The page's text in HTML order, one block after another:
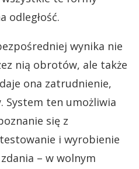
odległość.
wynika nie
nią obrotów, ale także
ona zatrudnienie,
System ten umożliwia
się z
i wyrobienie
– w wolnym